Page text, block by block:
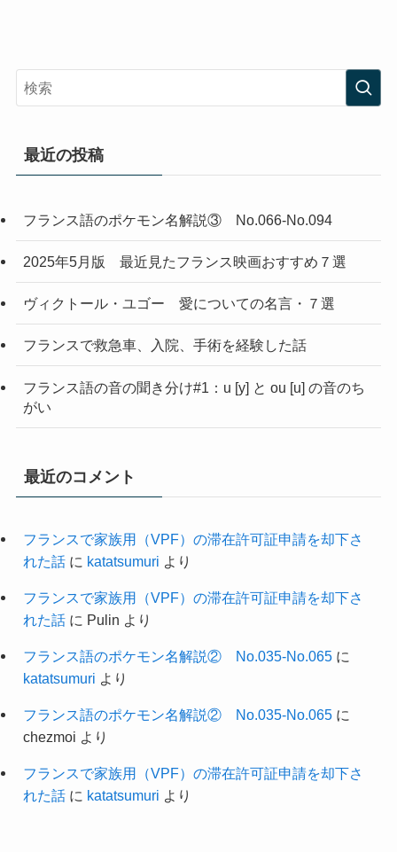
最近の投稿
フランス語のポケモン名解説③ No.066-No.094
2025年5月版 最近見たフランス映画おすすめ７選
ヴィクトール・ユゴー 愛についての名言・７選
フランスで救急車、入院、手術を経験した話
フランス語の音の聞き分け#1：u [y] と ou [u] の音のち
がい
最近のコメント
フランスで家族用（VPF）の滞在許可証申請を却下さ
れた話に katatsumuri より
フランスで家族用（VPF）の滞在許可証申請を却下さ
れた話に Pulin より
フランス語のポケモン名解説② No.035-No.065に
katatsumuri より
フランス語のポケモン名解説② No.035-No.065に
chezmoi より
フランスで家族用（VPF）の滞在許可証申請を却下さ
れた話に katatsumuri より